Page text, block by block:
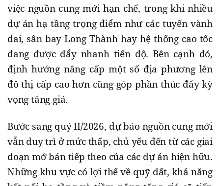
việc nguồn cung mới hạn chế, trong khi nhiều
dự án hạ tầng trọng điểm như các tuyến vành
đai, sân bay Long Thành hay hệ thống cao tốc
đang được đẩy nhanh tiến độ. Bên cạnh đó,
định hướng nâng cấp một số địa phương lên
đô thị cấp cao hơn cũng góp phần thúc đẩy kỳ
vọng tăng giá.
Bước sang quý II/2026, dự báo nguồn cung mới
vẫn duy trì ở mức thấp, chủ yếu đến từ các giai
đoạn mở bán tiếp theo của các dự án hiện hữu.
Những khu vực có lợi thế về quỹ đất, khả năng